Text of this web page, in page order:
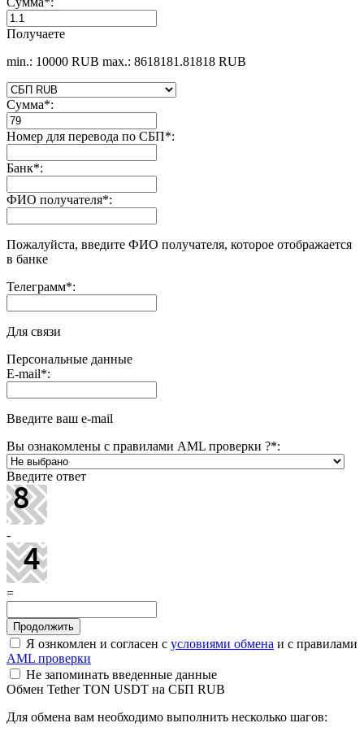
Получаете
min.: 10000 RUB max.: 8618181.81818 RUB
Сумма*:
Номер для перевода по СБП*:
Банк*:
ФИО получателя*:
Пожалуйста, введите ФИО получателя, которое отображается
в банке
Телеграмм*:
Для связи
Персональные данные
E-mail*:
Введите ваш e-mail
Вы ознакомлены с правилами AML проверки ?*:
Введите ответ
-
=
Я ознкомлен и согласен с условиями обмена и с правилами
AML проверки
Не запоминать введенные данные
Обмен Tether TON USDT на СБП RUB
Для обмена вам необходимо выполнить несколько шагов: